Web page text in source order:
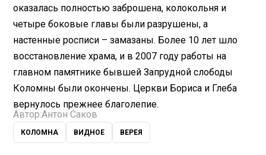
оказалась полностью заброшена, колокольня и
четыре боковые главы были разрушены, а
настенные росписи – замазаны. Более 10 лет шло
восстановление храма, и в 2007 году работы на
главном памятнике бывшей Запрудной слободы
Коломны были окончены. Церкви Бориса и Глеба
вернулось прежнее благолепие.
Автор:Антон Саков
КОЛОМНА ВИДНОЕ ВЕРЕЯ